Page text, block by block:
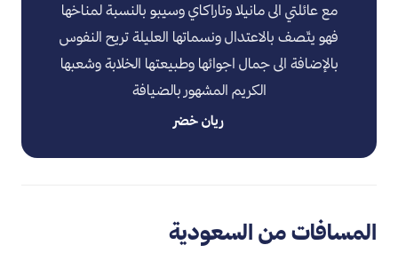
مع عائلتي الى مانيلا وتاراكاي وسيبو بالنسبة لمناخها
فهو يتّصف بالاعتدال ونسماتها العليلة تريح النفوس
بالإضافة الى جمال اجوائها وطبيعتها الخلابة وشعبها
الكريم المشهور بالضيافة
ريان خضر
المسافات من السعودية